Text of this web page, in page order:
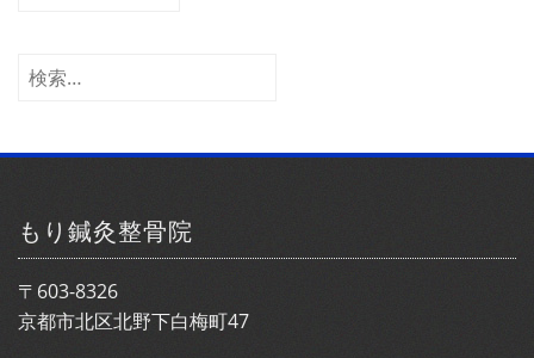
イ
検
もり鍼灸整骨院
〒603-8326
京都市北区北野下白梅町47